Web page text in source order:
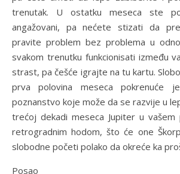
trenutak. U ostatku meseca ste
angažovani, pa nećete stizati da
pravite problem bez problema u
svakom trenutku funkcionisati između
strast, pa češće igrajte na tu kartu.
prva polovina meseca pokrenuće
poznanstvo koje može da se razvije u
trećoj dekadi meseca Jupiter u vašem
retrogradnim hodom, što će one
slobodne početi polako da okreće ka
Posao